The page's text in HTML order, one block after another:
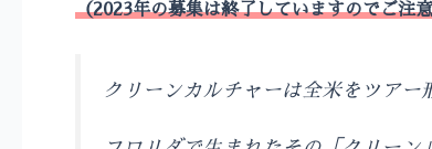
（2023年の募集は終了していますのでご注
クリーンカルチャーは全米をツアー